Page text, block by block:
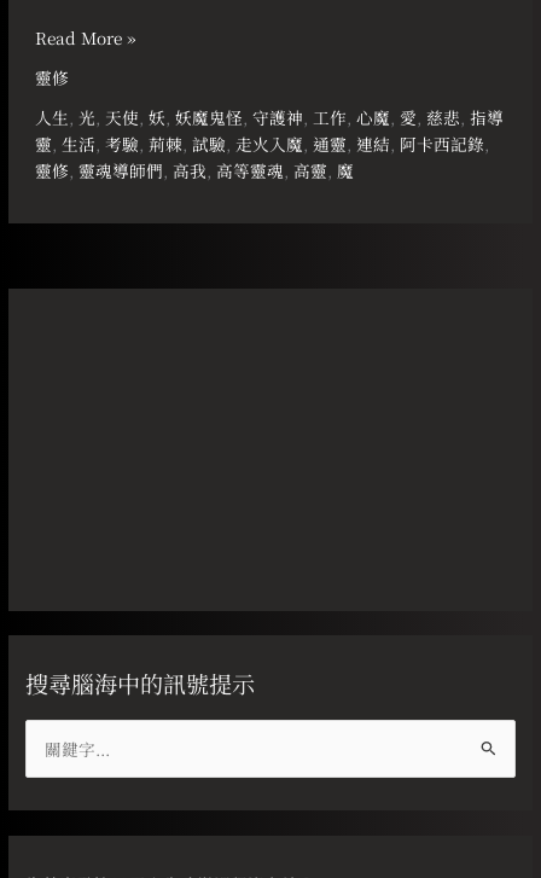
Read More »
靈修
人生 , 光, 天使,妖,妖魔鬼怪,守護神, 工作,心魔, 愛,慈悲,指導
靈,生活,考驗,荊棘,試驗, 走火入魔, 通靈, 連結, 阿卡西記錄,
靈修,靈魂導師們, 高我, 高等靈魂, 高靈, 魔
搜尋腦海中的訊號提示
尋
關